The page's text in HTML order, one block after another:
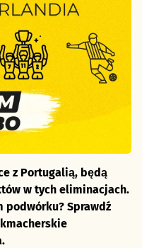
z Portugalią, będą
w tych eliminacjach.
podwórku? Sprawdź